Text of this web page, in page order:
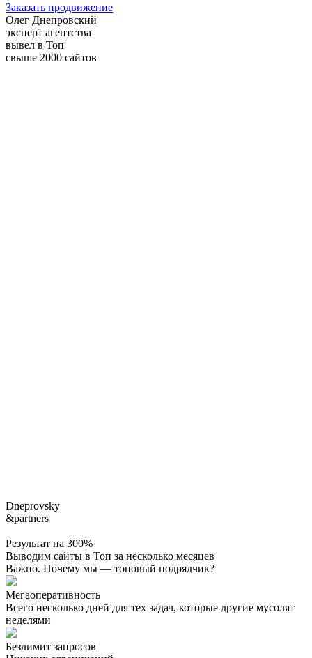
Заказать продвижение
Олег Днепровский
эксперт агентства
вывел в Топ
свыше 2000 сайтов
Dneprovsky
&partners
Результат на 300%
Выводим сайты в Топ за несколько месяцев
Важно. Почему мы — топовый подрядчик?
Мегаоперативность
Всего несколько дней для тех задач, которые другие мусолят
неделями
Безлимит запросов